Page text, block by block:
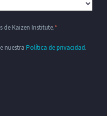
Kaizen Institute.*
nuestra Política de privacidad.